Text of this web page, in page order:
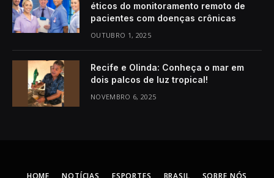
éticos do monitoramento remoto de
pacientes com doenças crônicas
OUTUBRO 1, 2025
Recife e Olinda: Conheça o mar em
dois palcos de luz tropical!
NOVEMBRO 6, 2025
HOME NOTÍCIAS ESPORTES BRASIL SOBRE NÓS